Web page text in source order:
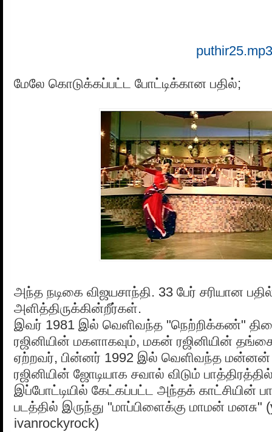
மேலே கொடுக்கப்பட்ட போட்டிக்கான பதில்;
அந்த நடிகை விஜயசாந்தி. 33 பேர் சரியான
அளித்திருக்கின்றீர்கள்.
இவர் 1981 இல் வெளிவந்த "நெற்றிக்கண்"
ரஜினியின் மகளாகவும், மகன் ரஜினியின்
ஏற்றவர், பின்னர் 1992 இல் வெளிவந்த மன்னன்
ரஜினியின் ஜோடியாக சவால் விடும்
இப்போட்டியில் கேட்கப்பட்ட அந்தக் காட்சியின்
படத்தில் இருந்து "மாப்பிளைக்கு மாமன் மனசு"
ivanrockyrock)